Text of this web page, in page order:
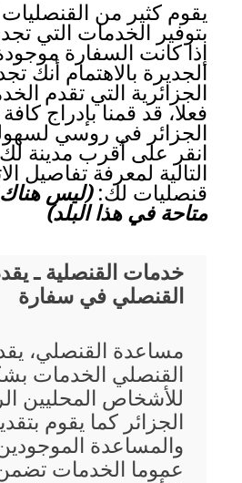
يقوم كثير من القنصليات
بتوفير الخدمات التي
إذا كانت السفارة
الجديرة بالاهتمام أنك
الجزائرية التي تقدم
فعلا، قد قمنا بإدراج
الجزائر في روسي
انقر على أقرب مدينة
التالية لمعرفة تفاصيل
قنصليات لك:(ليس
متاحة في هذا البلد)
خدمات القنصلية ـ
القنصلي في سفارة
مساعدة القنصلي،
القنصلي الخدمات
للأشخاص المحليين
الجزائر كما يقوم
والمساعدة
عموما الخدمات